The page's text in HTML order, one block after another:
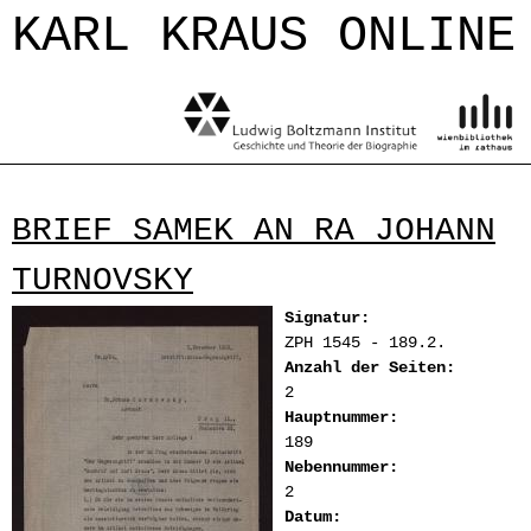
Jump to navigation
KARL KRAUS ONLINE
BRIEF SAMEK AN RA JOHANN
TURNOVSKY
Signatur:
ZPH 1545 - 189.2.
Anzahl der Seiten:
2
Hauptnummer:
189
Nebennummer:
2
Datum: